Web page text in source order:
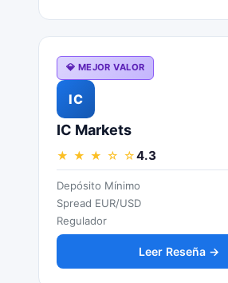
💎 MEJOR VALOR
IC
IC Markets
★ ★ ★ ☆ ☆4.3
Depósito Mínimo
Spread EUR/USD
Regulador
Leer Reseña →